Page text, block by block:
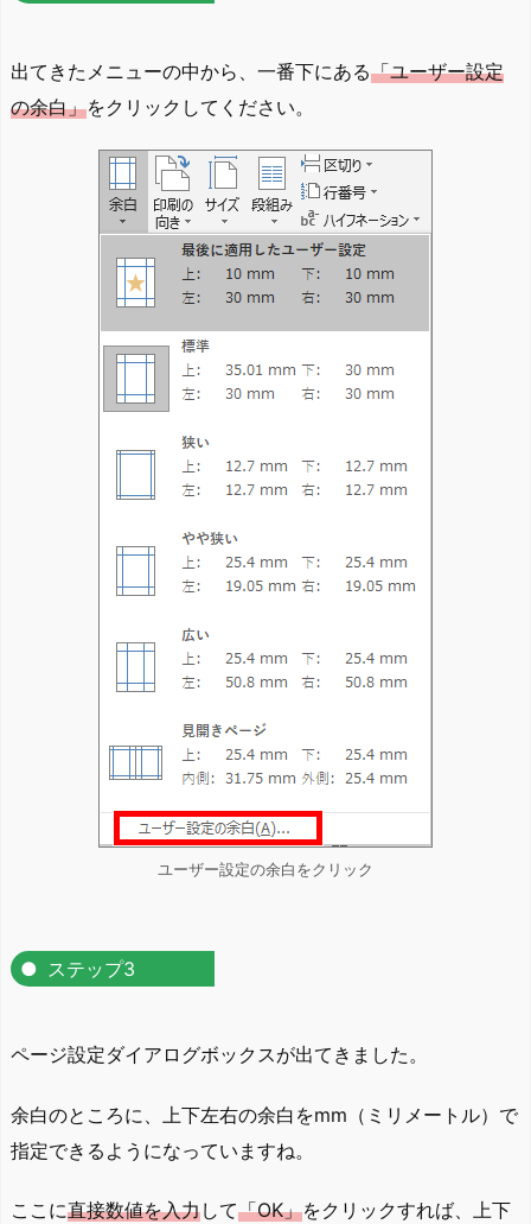
出てきたメニューの中から、一番下にある「ユーザー設定
の余白」をクリックしてください。
ユーザー設定の余白をクリック
ステップ3
ページ設定ダイアログボックスが出てきました。
余白のところに、上下左右の余白をmm（ミリメートル）で
指定できるようになっていますね。
ここに直接数値を入力して「OK」をクリックすれば、上下